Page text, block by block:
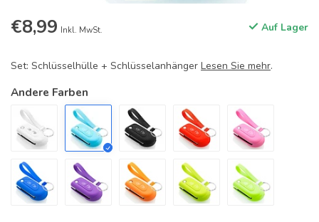
€8,99 Inkl. MwSt. Auf Lager
Set: Schlüsselhülle + Schlüsselanhänger Lesen Sie mehr.
Andere Farben